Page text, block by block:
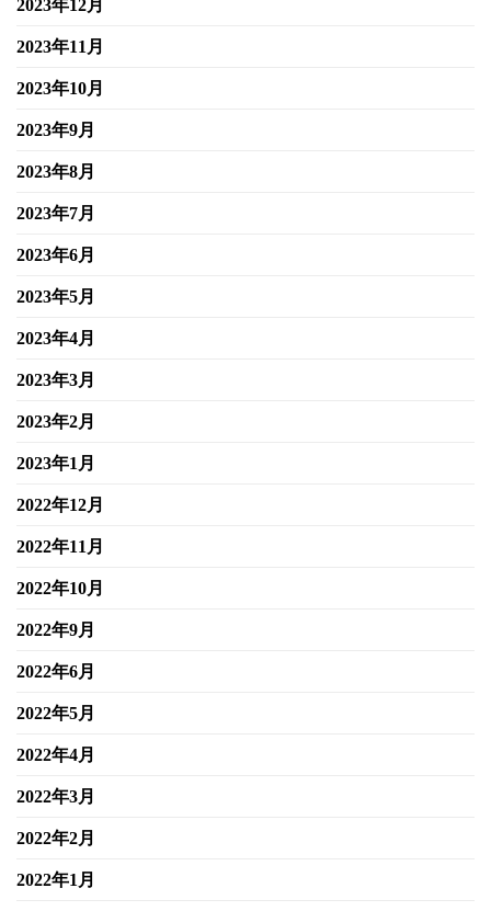
2023年12月
2023年11月
2023年10月
2023年9月
2023年8月
2023年7月
2023年6月
2023年5月
2023年4月
2023年3月
2023年2月
2023年1月
2022年12月
2022年11月
2022年10月
2022年9月
2022年6月
2022年5月
2022年4月
2022年3月
2022年2月
2022年1月